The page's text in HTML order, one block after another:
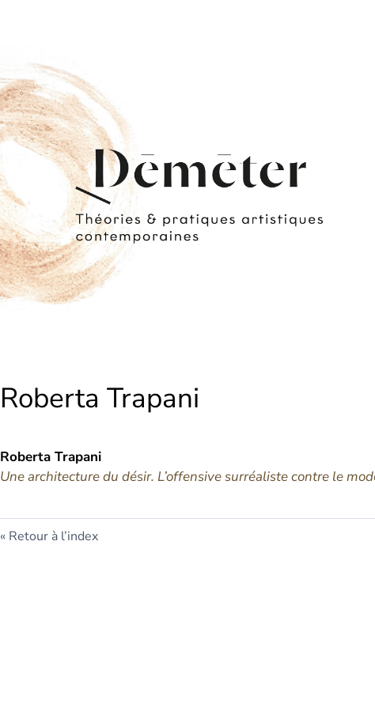
Roberta Trapani
Roberta Trapani
Une architecture du désir. L’offensive surréaliste contre le
Retour à l’index